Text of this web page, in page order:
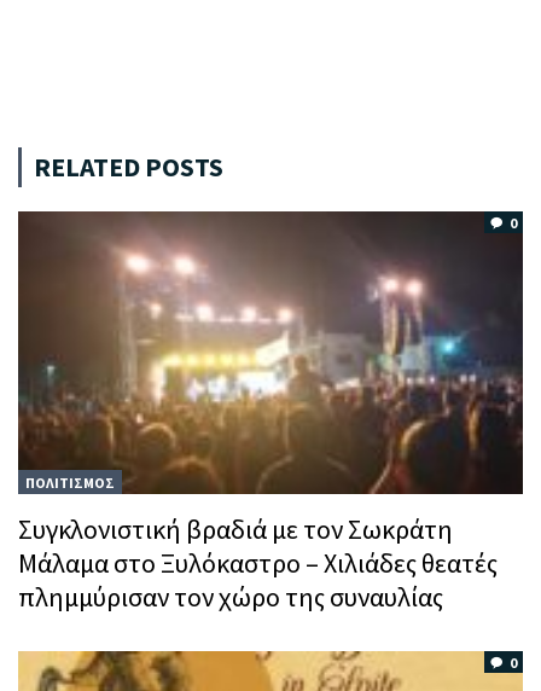
RELATED POSTS
0
ΠΟΛΙΤΙΣΜΟΣ
Συγκλονιστική βραδιά με τον Σωκράτη
Μάλαμα στο Ξυλόκαστρο – Χιλιάδες θεατές
πλημμύρισαν τον χώρο της συναυλίας
0